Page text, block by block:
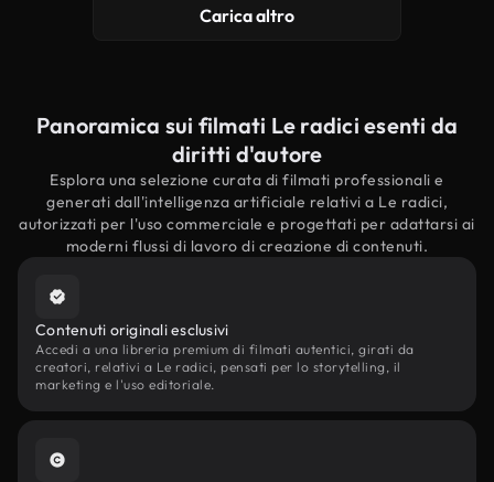
Carica altro
Panoramica sui filmati Le radici esenti da
diritti d'autore
Esplora una selezione curata di filmati professionali e
generati dall'intelligenza artificiale relativi a Le radici,
autorizzati per l'uso commerciale e progettati per adattarsi ai
moderni flussi di lavoro di creazione di contenuti.
Contenuti originali esclusivi
Accedi a una libreria premium di filmati autentici, girati da
creatori, relativi a Le radici, pensati per lo storytelling, il
marketing e l'uso editoriale.